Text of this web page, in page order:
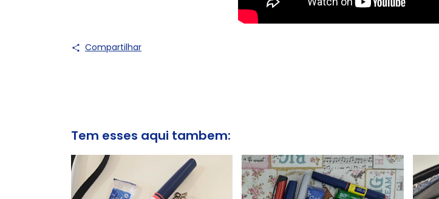
Compartilhar
Tem esses aqui tambem: